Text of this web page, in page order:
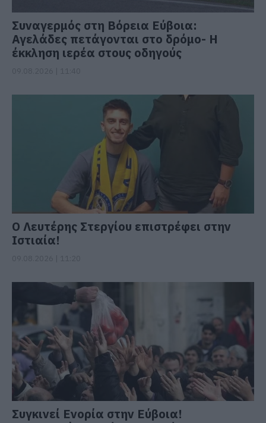
Συναγερμός στη Βόρεια Εύβοια:
Αγελάδες πετάγονται στο δρόμο- Η
έκκληση ιερέα στους οδηγούς
Ο Λευτέρης Στεργίου επιστρέφει στην
Ιστιαία!
Συγκινεί Ενορία στην Εύβοια!